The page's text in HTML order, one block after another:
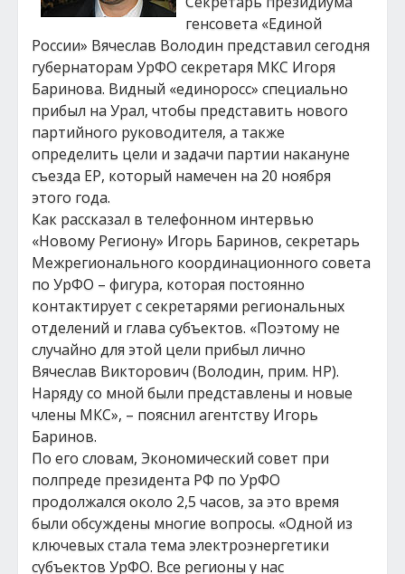
генсовета «Единой
России» Вячеслав Володин представил сегодня
губернаторам УрФО секретаря МКС Игоря
Баринова. Видный «единоросс» специально
прибыл на Урал, чтобы представить нового
партийного руководителя, а также
определить цели и задачи партии накануне
съезда ЕР, который намечен на 20 ноября
этого года.
Как рассказал в телефонном интервью
«Новому Региону» Игорь Баринов, секретарь
Межрегионального координационного совета
по УрФО – фигура, которая постоянно
контактирует с секретарями региональных
отделений и глава субъектов. «Поэтому не
случайно для этой цели прибыл лично
Вячеслав Викторович (Володин, прим. НР).
Наряду со мной были представлены и новые
члены МКС», – пояснил агентству Игорь
Баринов.
По его словам, Экономический совет при
полпреде президента РФ по УрФО
продолжался около 2,5 часов, за это время
были обсуждены многие вопросы. «Одной из
ключевых стала тема электроэнергетики
субъектов УрФО. Все регионы у нас